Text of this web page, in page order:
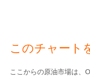
このチャート
ここからの原油市場は、